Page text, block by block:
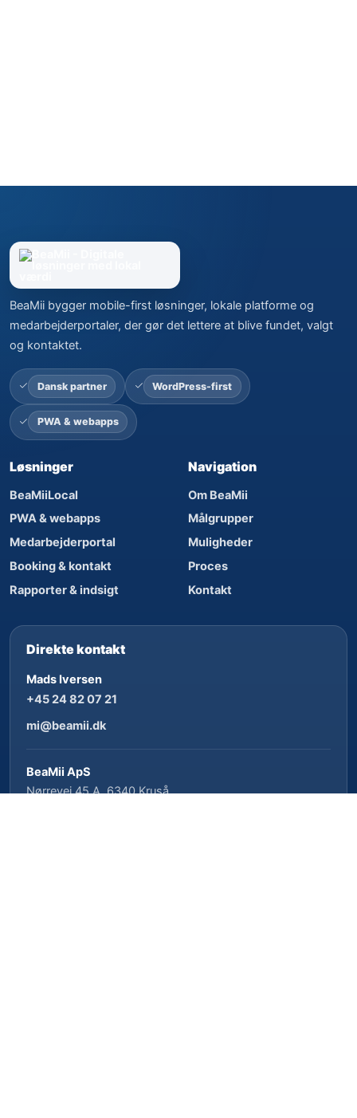
BeaMii bygger mobile-first løsninger, lokale platforme og
medarbejderportaler, der gør det lettere at blive fundet, valgt
og kontaktet.
Dansk partner WordPress-first
PWA & webapps
Løsninger
BeaMiiLocal
PWA & webapps
Medarbejderportal
Booking & kontakt
Rapporter & indsigt
Navigation
Om BeaMii
Målgrupper
Muligheder
Proces
Kontakt
Direkte kontakt
Mads Iversen
+45 24 82 07 21
mi@beamii.dk
BeaMii ApS
Nørrevej 45 A, 6340 Kruså